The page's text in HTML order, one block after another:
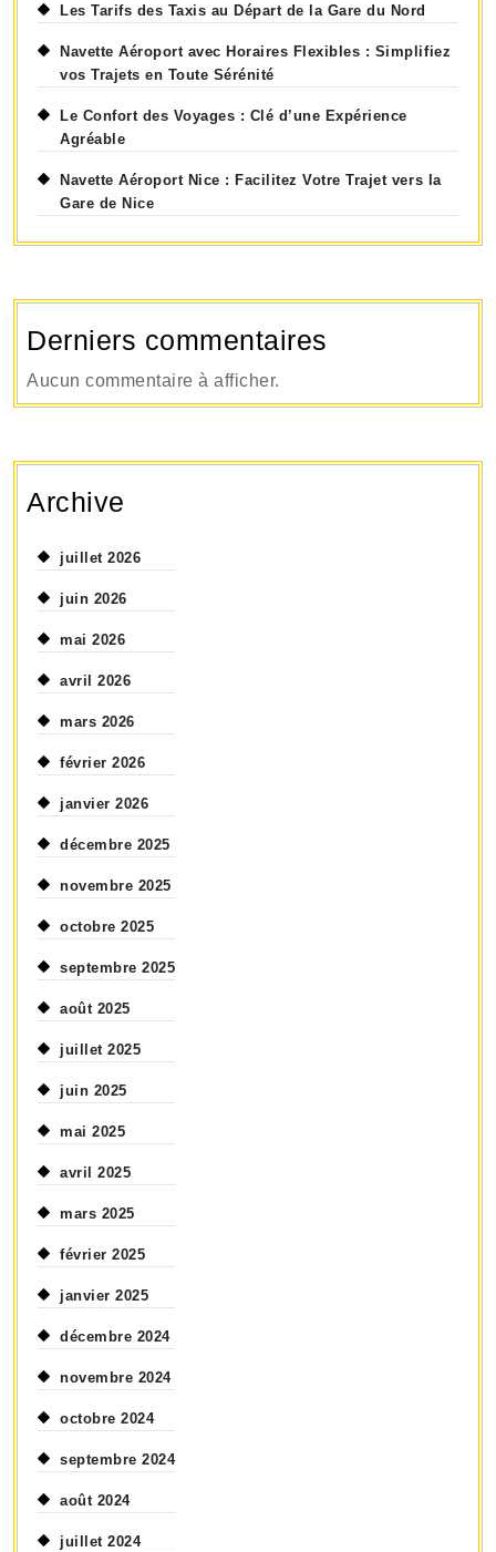
Les Tarifs des Taxis au Départ de la Gare du Nord
Navette Aéroport avec Horaires Flexibles : Simplifiez
vos Trajets en Toute Sérénité
Le Confort des Voyages : Clé d’une Expérience
Agréable
Navette Aéroport Nice : Facilitez Votre Trajet vers la
Gare de Nice
Derniers commentaires
Aucun commentaire à afficher.
Archive
juillet 2026
juin 2026
mai 2026
avril 2026
mars 2026
février 2026
janvier 2026
décembre 2025
novembre 2025
octobre 2025
septembre 2025
août 2025
juillet 2025
juin 2025
mai 2025
avril 2025
mars 2025
février 2025
janvier 2025
décembre 2024
novembre 2024
octobre 2024
septembre 2024
août 2024
juillet 2024